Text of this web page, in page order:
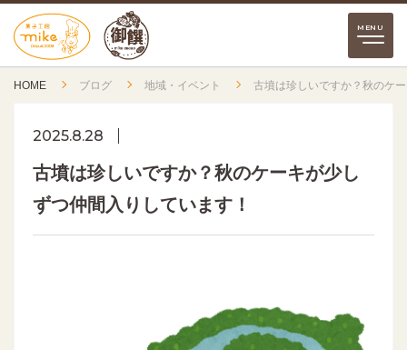
HOME ブログ 地域・イベント 古墳は珍しいですか？秋のケ
2025.8.28
古墳は珍しいですか？秋のケーキが少し
ずつ仲間入りしています！